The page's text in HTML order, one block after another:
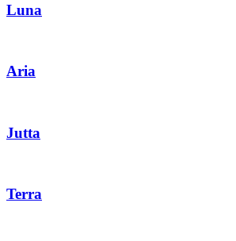
Luna
Aria
Jutta
Terra